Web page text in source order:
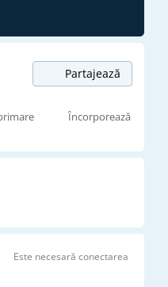
Partajează
Încorporează
Este necesară conectarea